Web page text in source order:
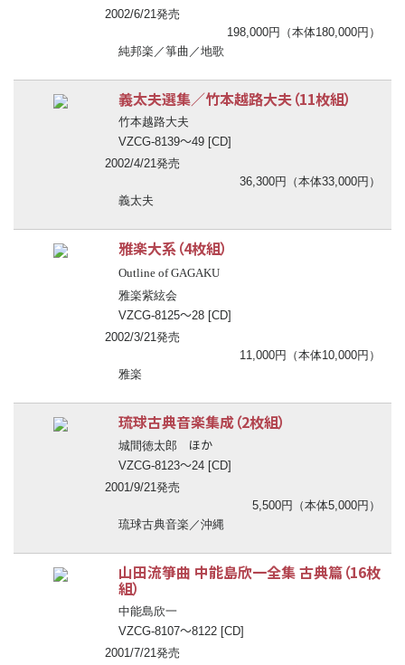
2002/6/21発売
198,000円（本体180,000円）
純邦楽／箏曲／地歌
義太夫選集／竹本越路大夫（11枚組）
竹本越路大夫
VZCG-8139〜49 [CD]
2002/4/21発売
36,300円（本体33,000円）
義太夫
雅楽大系（4枚組）
Outline of GAGAKU
雅楽紫絃会
VZCG-8125〜28 [CD]
2002/3/21発売
11,000円（本体10,000円）
雅楽
琉球古典音楽集成（2枚組）
城間徳太郎 ほか
VZCG-8123〜24 [CD]
2001/9/21発売
5,500円（本体5,000円）
琉球古典音楽／沖縄
山田流箏曲 中能島欣一全集 古典篇（16枚
組）
中能島欣一
VZCG-8107〜8122 [CD]
2001/7/21発売